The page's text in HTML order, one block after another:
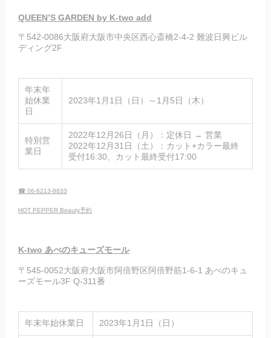
QUEEN’S GARDEN by K-two add
〒542-0086大阪府大阪市中央区西心斎橋2-4-2 難波日興ビル
ディング2F
年末年
始休業
日
2023年1月1日（日）～1月5日（木）
特別営
業日
2022年12月26日（月）：定休日 → 営業
2022年12月31日（土）：カット+カラー最終
受付16:30、カット最終受付17:00
☎ 06-6213-8833
HOT PEPPER Beauty予約
K-two あべのキューズモール
〒545-0052大阪府大阪市阿倍野区阿倍野筋1-6-1 あべのキュ
ーズモール3F Q-311番
年末年始休業日 2023年1月1日（日）